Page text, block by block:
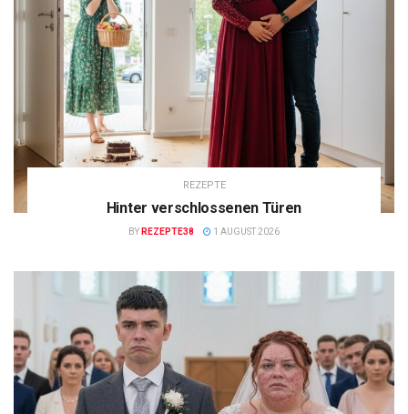
REZEPTE
Hinter verschlossenen Türen
BY REZEPTE38 1 AUGUST 2026